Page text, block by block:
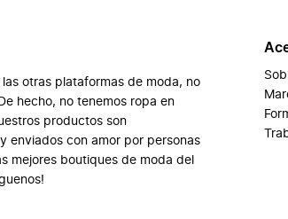
otras plataformas de moda, no
hecho, no tenemos ropa en
productos son
enviados con amor por personas
mejores boutiques de moda del